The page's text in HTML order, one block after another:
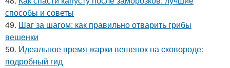
способы и советы
49. Шаг за шагом: как правильно отварить грибы
вешенки
50. Идеальное время жарки вешенок на сковороде:
подробный гид